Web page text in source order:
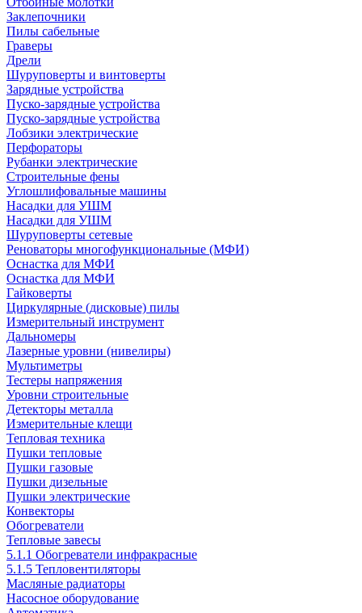
Заклепочники
Пилы сабельные
Граверы
Дрели
Шуруповерты и винтоверты
Зарядные устройства
Пуско-зарядные устройства
Пуско-зарядные устройства
Лобзики электрические
Перфораторы
Рубанки электрические
Строительные фены
Углошлифовальные машины
Насадки для УШМ
Насадки для УШМ
Шуруповерты сетевые
Реноваторы многофункциональные (МФИ)
Оснастка для МФИ
Оснастка для МФИ
Гайковерты
Циркулярные (дисковые) пилы
Измерительный инструмент
Дальномеры
Лазерные уровни (нивелиры)
Мультиметры
Тестеры напряжения
Уровни строительные
Детекторы металла
Измерительные клещи
Тепловая техника
Пушки тепловые
Пушки газовые
Пушки дизельные
Пушки электрические
Конвекторы
Обогреватели
Тепловые завесы
5.1.1 Обогреватели инфракрасные
5.1.5 Тепловентиляторы
Масляные радиаторы
Насосное оборудование